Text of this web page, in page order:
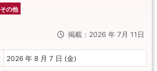
その他
掲載：2026 年 7月 11日
2026 年 8 月 7 日 (金)